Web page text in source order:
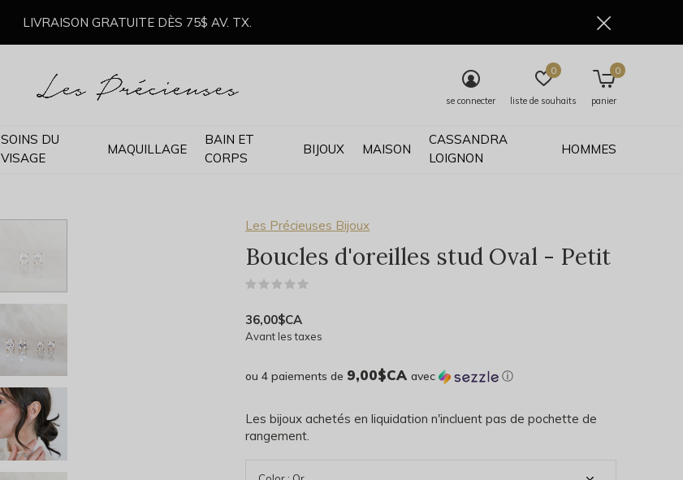
SOINS DU
VISAGE
MAQUILLAGE
BAIN ET
CORPS
BIJOUX MAISON
CASSANDRA
LOIGNON
HOMMES
se connecter liste de souhaits
0
panier
0
LIVRAISON GRATUITE DÈS 75$ AV. TX.
Les Précieuses Bijoux
Boucles d'oreilles stud Oval - Petit
36,00$CA
Avant les taxes
ou 4 paiements de 9,00$CA avec ⓘ
Les bijoux achetés en liquidation n'incluent pas de pochette de
rangement.